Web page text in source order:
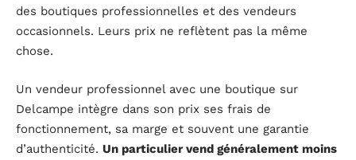
des boutiques professionnelles et des vendeurs
occasionnels. Leurs prix ne reflètent pas la même
chose.
Un vendeur professionnel avec une boutique sur
Delcampe intègre dans son prix ses frais de
fonctionnement, sa marge et souvent une garantie
d’authenticité. Un particulier vend généralement moins